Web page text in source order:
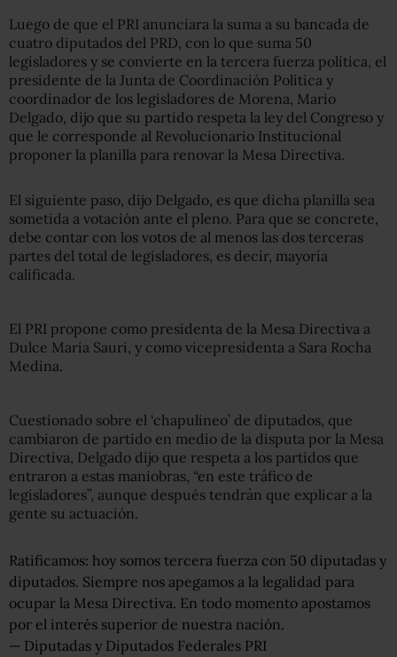
Luego de que el PRI anunciara la suma a su bancada de
cuatro diputados del PRD, con lo que suma 50
legisladores y se convierte en la tercera fuerza política, el
presidente de la Junta de Coordinación Política y
coordinador de los legisladores de Morena, Mario
Delgado, dijo que su partido respeta la ley del Congreso y
que le corresponde al Revolucionario Institucional
proponer la planilla para renovar la Mesa Directiva.
El siguiente paso, dijo Delgado, es que dicha planilla sea
sometida a votación ante el pleno. Para que se concrete,
debe contar con los votos de al menos las dos terceras
partes del total de legisladores, es decir, mayoría
calificada.
El PRI propone como presidenta de la Mesa Directiva a
Dulce María Sauri, y como vicepresidenta a Sara Rocha
Medina.
Cuestionado sobre el ‘chapulineo’ de diputados, que
cambiaron de partido en medio de la disputa por la Mesa
Directiva, Delgado dijo que respeta a los partidos que
entraron a estas maniobras, “en este tráfico de
legisladores”, aunque después tendrán que explicar a la
gente su actuación.
Ratificamos: hoy somos tercera fuerza con 50 diputadas y
diputados. Siempre nos apegamos a la legalidad para
ocupar la Mesa Directiva. En todo momento apostamos
por el interés superior de nuestra nación.
— Diputadas y Diputados Federales PRI